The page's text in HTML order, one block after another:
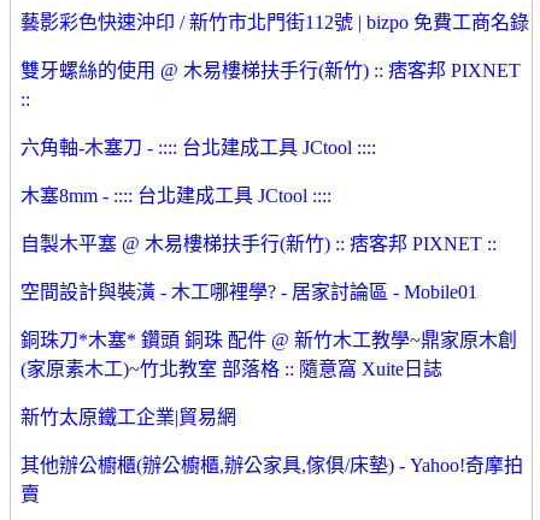
藝影彩色快速沖印 / 新竹市北門街112號 | bizpo 免費工商名錄
雙牙螺絲的使用 @ 木易樓梯扶手行(新竹) :: 痞客邦 PIXNET
::
六角軸-木塞刀 - :::: 台北建成工具 JCtool ::::
木塞8mm - :::: 台北建成工具 JCtool ::::
自製木平塞 @ 木易樓梯扶手行(新竹) :: 痞客邦 PIXNET ::
空間設計與裝潢 - 木工哪裡學? - 居家討論區 - Mobile01
銅珠刀*木塞* 鑽頭 銅珠 配件 @ 新竹木工教學~鼎家原木創
(家原素木工)~竹北教室 部落格 :: 隨意窩 Xuite日誌
新竹太原鐵工企業|貿易網
其他辦公櫥櫃(辦公櫥櫃,辦公家具,傢俱/床墊) - Yahoo!奇摩拍
賣